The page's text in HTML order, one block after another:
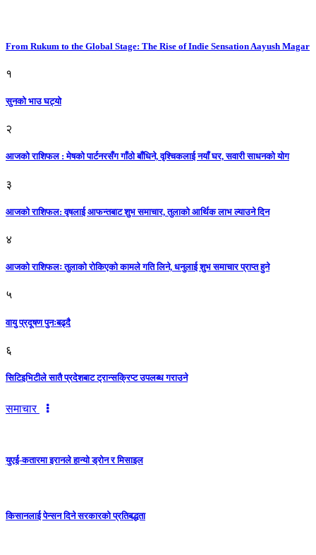
From Rukum to the Global Stage: The Rise of Indie Sensation Aayush Magar
१
सुनको भाउ घट्याे
२
आजको राशिफल : मेषको पार्टनरसँग गाँठो बाँधिने, वृश्चिकलाई नयाँ घर, सवारी साधनकाे याेग
३
आजकाे राशिफल: वृषलाई आफन्तबाट शुभ समाचार, तुलाकाे आर्थिक लाभ ल्याउने दिन
४
आजको राशिफलः तुलाकाे रोकिएको कामले गति लिने, धनुलाई शुभ समाचार प्राप्त हुने
५
वायु प्रदूषण पुनःबढ्दै
६
सिटिइभिटीले सातै प्रदेशबाट ट्रान्सक्रिप्ट उपलब्ध गराउने
समाचार
युएई-कतारमा इरानले हान्यो ड्रोन र मिसाइल
किसानलाई पेन्सन दिने सरकारको प्रतिबद्धता